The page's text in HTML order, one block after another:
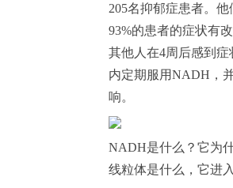
205名抑郁症患者。
93%的患者的症状有
其他人在4周后感到
内定期服用NADH，
响。
NADH是什么？它为
线粒体是什么，它进